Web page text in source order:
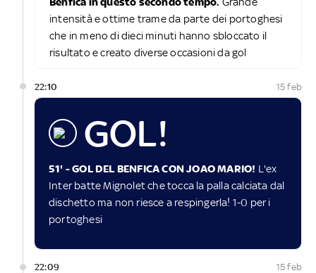
intensità e ottime trame da parte dei portoghesi
che in meno di dieci minuti hanno sbloccato il
risultato e creato diverse occasioni da gol
22:10 15 feb
GOL!
51' - GOL DEL BENFICA CON JOAO MARIO! L'ex
Inter batte Mignolet che tocca la palla calciata dal
dischetto ma non riesce a respingerla! 1-0 per i
portoghesi
22:09 15 feb